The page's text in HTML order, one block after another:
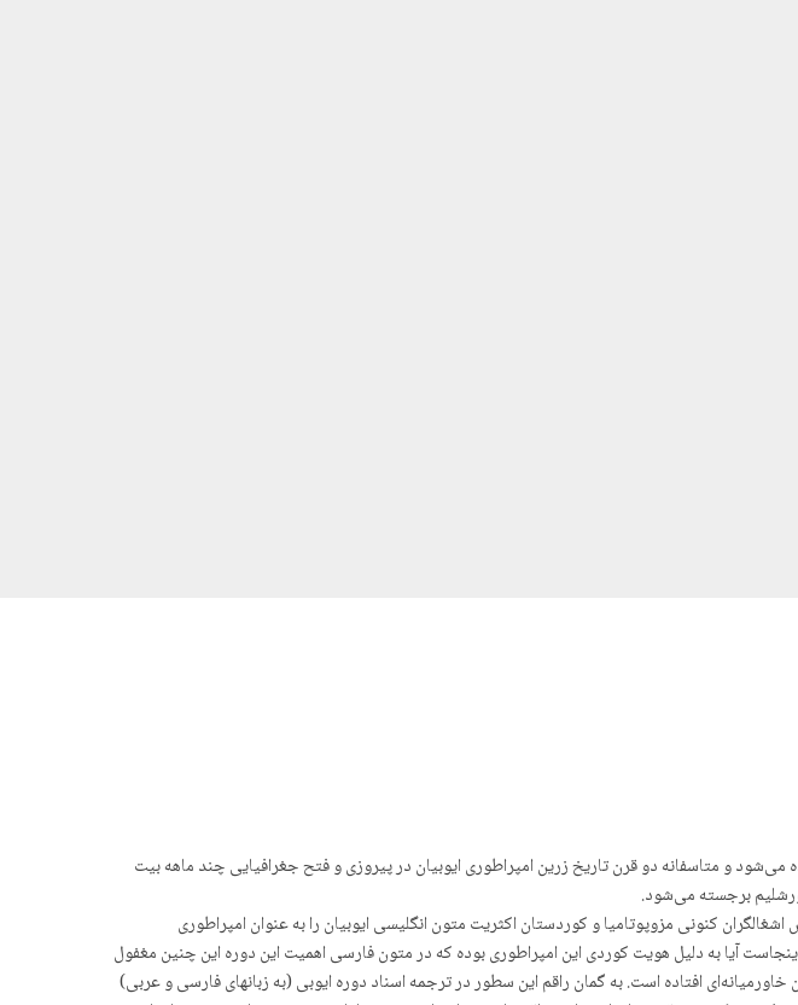
می‌شود و متاسفانه دو قرن تاریخ زرین امپراطوری ایوبیان در پیروزی و فتح جغرافیایی چند ماهه بیت
برجسته می‌شود.
کنونی مزوپوتامیا و کوردستان اکثریت متون انگلیسی ایوبیان را به عنوان امپراطوری
آیا به دلیل هویت کوردی این امپراطوری بوده که در متون فارسی اهمیت این دورە این چنین مغفول
افتادە است. به گمان راقم این سطور در ترجمە اسناد دورە ایوبی (به زبانهای فارسی و عربی)